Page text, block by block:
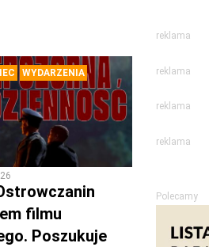
WYDARZENIA
filmu
Poszukuje
reklama
reklama
reklama
reklama
Polecamy